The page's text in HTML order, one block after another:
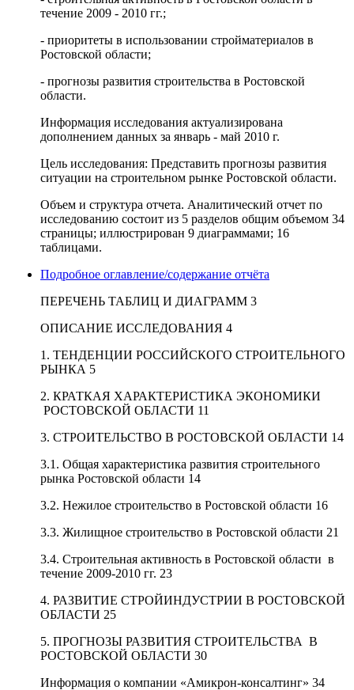
течение 2009 - 2010 гг.;
- приоритеты в использовании стройматериалов в
Ростовской области;
- прогнозы развития строительства в Ростовской
области.
Информация исследования актуализирована
дополнением данных за январь - май 2010 г.
Цель исследования: Представить прогнозы развития
ситуации на строительном рынке Ростовской области.
Объем и структура отчета. Аналитический отчет по
исследованию состоит из 5 разделов общим объемом 34
страницы; иллюстрирован 9 диаграммами; 16
таблицами.
Подробное оглавление/содержание отчёта
ПЕРЕЧЕНЬ ТАБЛИЦ И ДИАГРАММ 3
ОПИСАНИЕ ИССЛЕДОВАНИЯ 4
1. ТЕНДЕНЦИИ РОССИЙСКОГО СТРОИТЕЛЬНОГО
РЫНКА 5
2. КРАТКАЯ ХАРАКТЕРИСТИКА ЭКОНОМИКИ
РОСТОВСКОЙ ОБЛАСТИ 11
3. СТРОИТЕЛЬСТВО В РОСТОВСКОЙ ОБЛАСТИ 14
3.1. Общая характеристика развития строительного
рынка Ростовской области 14
3.2. Нежилое строительство в Ростовской области 16
3.3. Жилищное строительство в Ростовской области 21
3.4. Строительная активность в Ростовской области в
течение 2009-2010 гг. 23
4. РАЗВИТИЕ СТРОЙИНДУСТРИИ В РОСТОВСКОЙ
ОБЛАСТИ 25
5. ПРОГНОЗЫ РАЗВИТИЯ СТРОИТЕЛЬСТВА В
РОСТОВСКОЙ ОБЛАСТИ 30
Информация о компании «Амикрон-консалтинг» 34